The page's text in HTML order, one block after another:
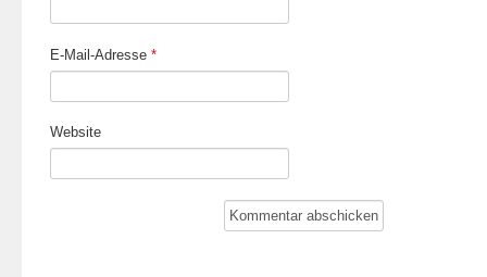
E-Mail-Adresse *
Website